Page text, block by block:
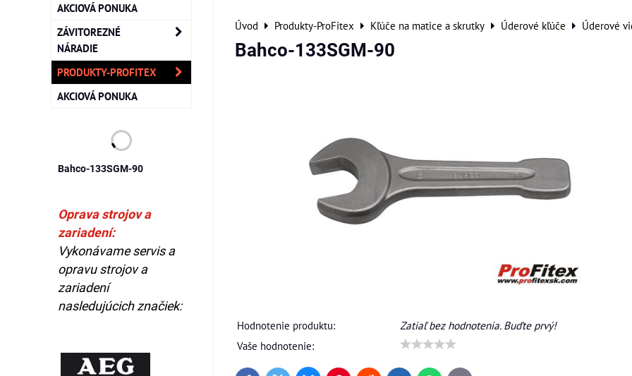
Úvod Produkty-ProFitex Kľúče na matice a skrutky Úderové kľúče Úderové
Bahco-133SGM-90
Hodnotenie produktu:
Zatiaľ bez hodnotenia. Buďte prvý!
Vaše hodnotenie:
AKCIOVÁ PONUKA
ZÁVITOREZNÉ
NÁRADIE
PRODUKTY-PROFITEX
AKCIOVÁ PONUKA
Bahco-133SGM-90
Oprava strojov a
zariadení:
Vykonávame servis a
opravu strojov a
zariadení
nasledujúcich značiek: